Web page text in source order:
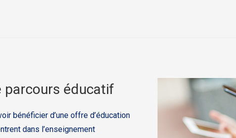
parcours éducatif
bénéficier d’une offre d’éducation
dans l’enseignement